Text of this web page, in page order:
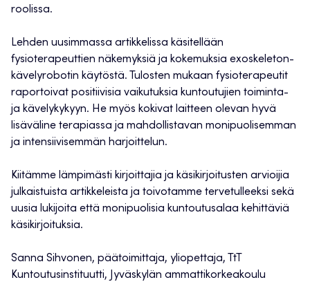
roolissa.
Lehden uusimmassa artikkelissa käsitellään
fysioterapeuttien näkemyksiä ja kokemuksia exoskeleton-
kävelyrobotin käytöstä. Tulosten mukaan fysioterapeutit
raportoivat positiivisia vaikutuksia kuntoutujien toiminta-
ja kävelykykyyn. He myös kokivat laitteen olevan hyvä
lisäväline terapiassa ja mahdollistavan monipuolisemman
ja intensiivisemmän harjoittelun.
Kiitämme lämpimästi kirjoittajia ja käsikirjoitusten arvioijia
julkaistuista artikkeleista ja toivotamme tervetulleeksi sekä
uusia lukijoita että monipuolisia kuntoutusalaa kehittäviä
käsikirjoituksia.
Sanna Sihvonen, päätoimittaja, yliopettaja, TtT
Kuntoutusinstituutti, Jyväskylän ammattikorkeakoulu